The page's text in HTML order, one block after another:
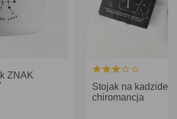
ZNAK
Stojak na
chiromancja